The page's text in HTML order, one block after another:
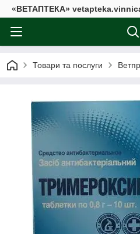
«ВЕТАПТЕКА»
Товари та послуги